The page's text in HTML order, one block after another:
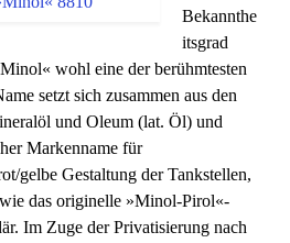
Bekannthe
itsgrad
wohl eine der berühmtesten
setzt sich zusammen aus den
und Oleum (lat. Öl) und
Markenname für
gelbe Gestaltung der Tankstellen,
das originelle »Minol-Pirol«-
Im Zuge der Privatisierung nach